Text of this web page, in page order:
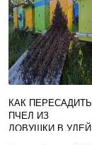
КАК ПЕРЕСАДИТЬ
ПЧЕЛ ИЗ
ЛОВУШКИ В УЛЕЙ